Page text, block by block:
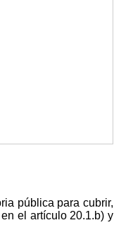
pública para cubrir,
el artículo 20.1.b) y